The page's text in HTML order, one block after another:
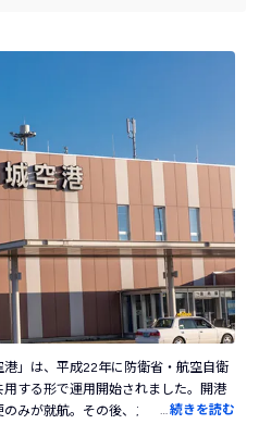
」は、平成22年に防衛省・航空自衛
する形で運用開始されました。開港
みが就航。その後、スカイマークに
続きを読む